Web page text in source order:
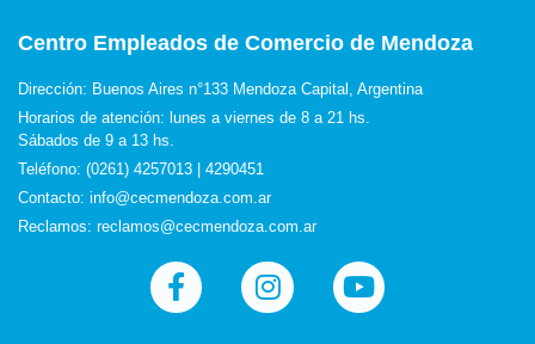
Centro Empleados de Comercio de Mendoza
Dirección: Buenos Aires n°133 Mendoza Capital, Argentina
Horarios de atención: lunes a viernes de 8 a 21 hs.
Sábados de 9 a 13 hs.
Teléfono: (0261) 4257013 | 4290451
Contacto: info@cecmendoza.com.ar
Reclamos: reclamos@cecmendoza.com.ar